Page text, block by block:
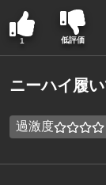
1 低評価
ニーハイ履
過激度